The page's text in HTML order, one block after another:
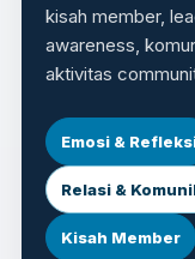
kisah member,
awareness,
aktivitas
Emosi &
Relasi &
Kisah Member